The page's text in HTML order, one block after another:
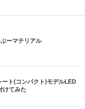
ーマテリアル
ト(コンパクト)モデルLED
けてみた